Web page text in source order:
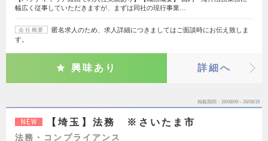
幅広く従事していただきますが、まずは同社の現行事業…
会社概要
匿名求人のため、求人詳細につきましてはご面談時にお伝え致しま
す。
興味あり 詳細へ
掲載期間 26/08/06～26/08/19
NEW 【埼玉】法務 ※さいたま市
法務・コンプライアンス